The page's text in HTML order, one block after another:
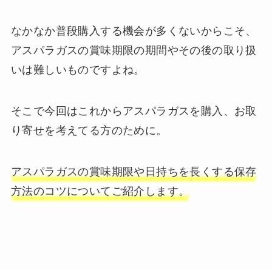
なかなか普段購入する機会が多くないからこそ、
アスパラガスの賞味期限の期間やその後の取り扱
いは難しいものですよね。
そこで今回はこれからアスパラガスを購入、お取
り寄せを考えてる方のために。
アスパラガスの賞味期限や日持ちを長くする保存
方法のコツについてご紹介します。